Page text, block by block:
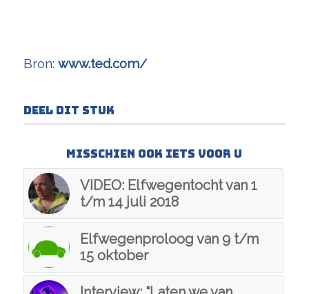
Bron: www.ted.com/
Deel dit stuk
Misschien ook iets voor u
VIDEO: Elfwegentocht van 1
t/m 14 juli 2018
Elfwegenproloog van 9 t/m
15 oktober